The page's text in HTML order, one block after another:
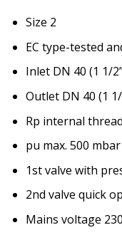
Size 2
EC type-tested
Inlet DN 40 (1 1/
Outlet DN 40 (1 1/
Rp internal thread
pu max. 500
1st valve with
2nd valve quick
Mains voltage